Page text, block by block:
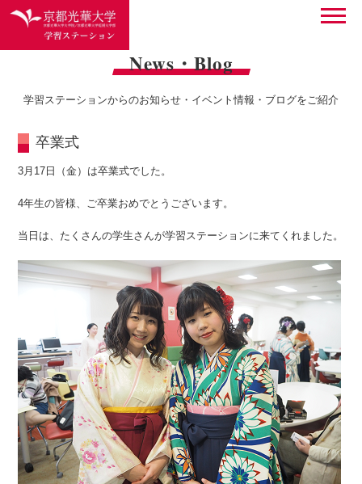
News・Blog
学習ステーションからのお知らせ・イベント情報・ブログをご紹介
卒業式
3月17日（金）は卒業式でした。
4年生の皆様、ご卒業おめでとうございます。
当日は、たくさんの学生さんが学習ステーションに来てくれました。